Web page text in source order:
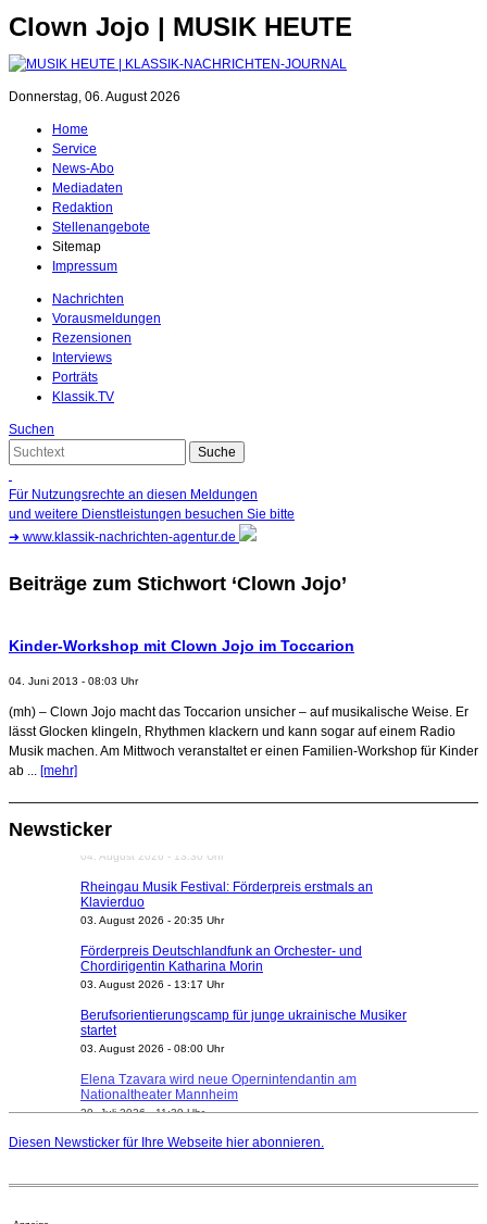
Clown Jojo | MUSIK HEUTE
Donnerstag, 06. August 2026
Home
Service
News-Abo
Mediadaten
Redaktion
Stellenangebote
Sitemap
Impressum
Nachrichten
Vorausmeldungen
Rezensionen
Interviews
Porträts
Klassik.TV
Suchen
Für Nutzungsrechte an diesen Meldungen
und weitere Dienstleistungen besuchen Sie bitte
➜ www.klassik-nachrichten-agentur.de
Beiträge zum Stichwort ‘Clown Jojo’
Kinder-Workshop mit Clown Jojo im Toccarion
04. Juni 2013 - 08:03 Uhr
(mh) – Clown Jojo macht das Toccarion unsicher – auf musikalische Weise. Er
lässt Glocken klingeln, Rhythmen klackern und kann sogar auf einem Radio
Musik machen. Am Mittwoch veranstaltet er einen Familien-Workshop für Kinder
ab ... [mehr]
Newsticker
Rheingau Musik Festival: Förderpreis erstmals an
Klavierduo
03. August 2026 - 20:35 Uhr
Förderpreis Deutschlandfunk an Orchester- und
Chordirigentin Katharina Morin
03. August 2026 - 13:17 Uhr
Berufsorientierungscamp für junge ukrainische Musiker
startet
03. August 2026 - 08:00 Uhr
Elena Tzavara wird neue Opernintendantin am
Nationaltheater Mannheim
29. Juli 2026 - 11:39 Uhr
geht 2027
Kammerorchester Heilbronn: Chefdirigent Risto Joost
Diesen Newsticker für Ihre Webseite hier abonnieren.